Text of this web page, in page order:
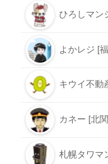
ひろしマン
よかレジ [
キウイ不動
カネー [北
札幌タワマ